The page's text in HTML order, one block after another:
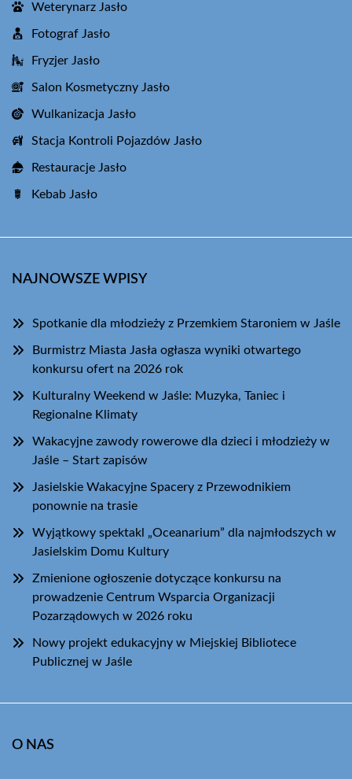
Weterynarz Jasło
Fotograf Jasło
Fryzjer Jasło
Salon Kosmetyczny Jasło
Wulkanizacja Jasło
Stacja Kontroli Pojazdów Jasło
Restauracje Jasło
Kebab Jasło
NAJNOWSZE WPISY
Spotkanie dla młodzieży z Przemkiem Staroniem w Jaśle
Burmistrz Miasta Jasła ogłasza wyniki otwartego
konkursu ofert na 2026 rok
Kulturalny Weekend w Jaśle: Muzyka, Taniec i
Regionalne Klimaty
Wakacyjne zawody rowerowe dla dzieci i młodzieży w
Jaśle – Start zapisów
Jasielskie Wakacyjne Spacery z Przewodnikiem
ponownie na trasie
Wyjątkowy spektakl „Oceanarium” dla najmłodszych w
Jasielskim Domu Kultury
Zmienione ogłoszenie dotyczące konkursu na
prowadzenie Centrum Wsparcia Organizacji
Pozarządowych w 2026 roku
Nowy projekt edukacyjny w Miejskiej Bibliotece
Publicznej w Jaśle
O NAS